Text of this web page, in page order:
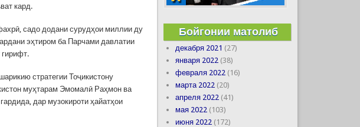
кард.
садо додани сурудҳои миллии ду
эҳтиром ба Парчами давлатии
гирифт.
стратегии Тоҷикистону
муҳтарам Эмомалӣ Раҳмон ва
дар музокироти ҳайатҳои
Бойгонии матолиб
декабря 2021 (27)
января 2022 (38)
февраля 2022 (16)
марта 2022 (20)
апреля 2022 (41)
мая 2022 (103)
июня 2022 (172)